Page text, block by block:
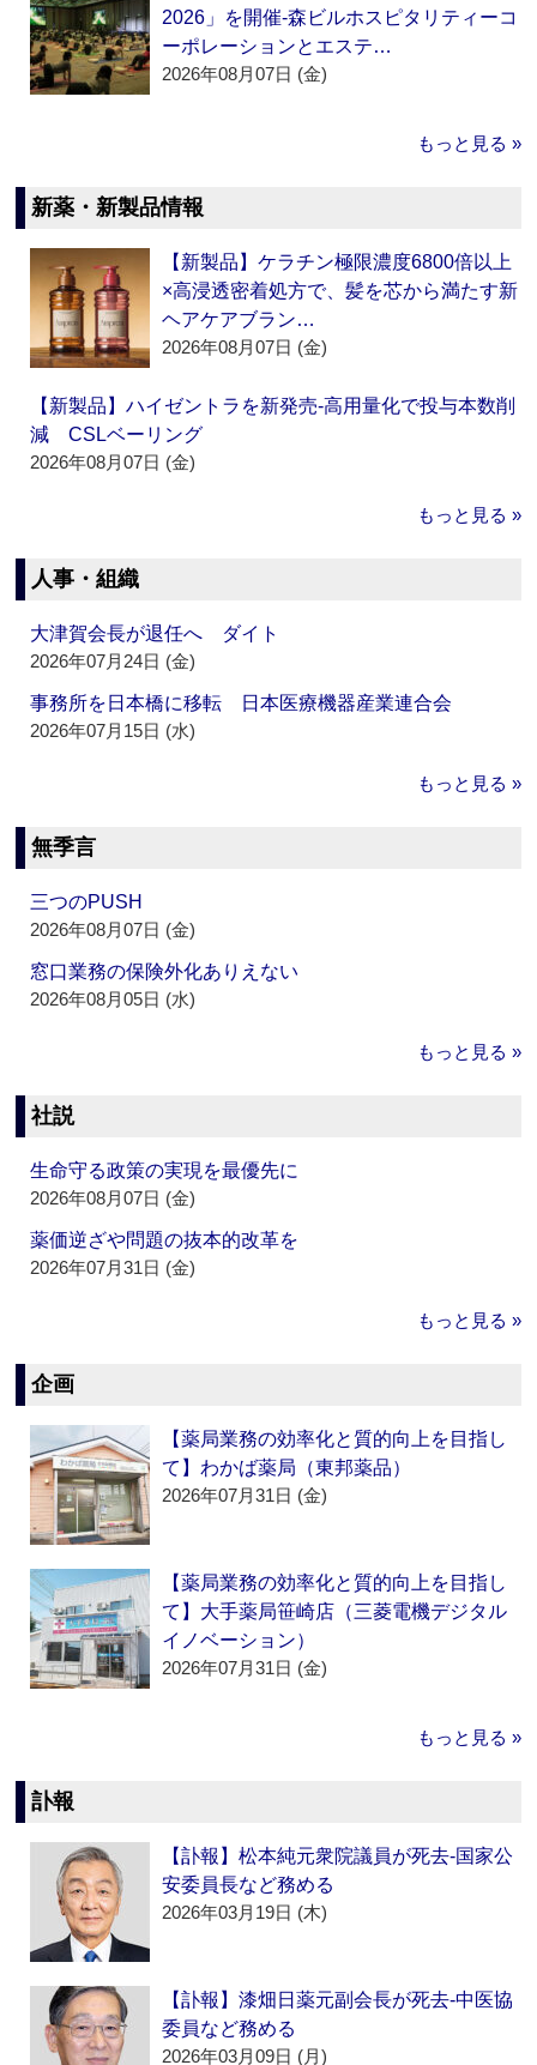
2026」を開催‐森ビルホスピタリティーコ
ーポレーションとエステ…
2026年08月07日 (金)
もっと見る »
新薬・新製品情報
【新製品】ケラチン極限濃度6800倍以上
×高浸透密着処方で、髪を芯から満たす新
ヘアケアブラン…
2026年08月07日 (金)
【新製品】ハイゼントラを新発売‐高用量化で投与本数削
減 CSLベーリング
2026年08月07日 (金)
もっと見る »
人事・組織
大津賀会長が退任へ ダイト
2026年07月24日 (金)
事務所を日本橋に移転 日本医療機器産業連合会
2026年07月15日 (水)
もっと見る »
無季言
三つのPUSH
2026年08月07日 (金)
窓口業務の保険外化ありえない
2026年08月05日 (水)
もっと見る »
社説
生命守る政策の実現を最優先に
2026年08月07日 (金)
薬価逆ざや問題の抜本的改革を
2026年07月31日 (金)
もっと見る »
企画
【薬局業務の効率化と質的向上を目指し
て】わかば薬局（東邦薬品）
2026年07月31日 (金)
【薬局業務の効率化と質的向上を目指し
て】大手薬局笹崎店（三菱電機デジタル
イノベーション）
2026年07月31日 (金)
もっと見る »
訃報
【訃報】松本純元衆院議員が死去‐国家公
安委員長など務める
2026年03月19日 (木)
【訃報】漆畑日薬元副会長が死去‐中医協
委員など務める
2026年03月09日 (月)